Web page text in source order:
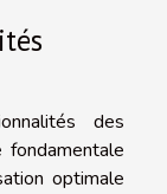
des
fondamentale
optimale